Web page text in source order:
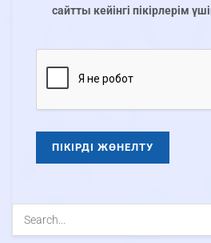
сайтты кейінгі пікірлерім